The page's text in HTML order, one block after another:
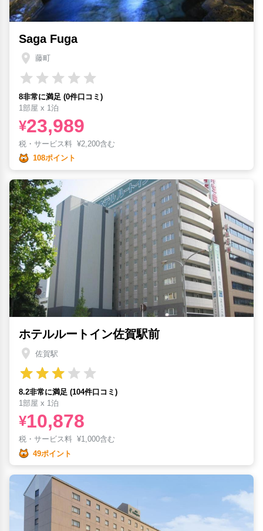
Saga Fuga
藤町
8非常に満足 (0件口コミ)
1部屋 x 1泊
¥23,989
税・サービス料 ¥2,200含む
108ポイント
ホテルルートイン佐賀駅前
佐賀駅
8.2非常に満足 (104件口コミ)
1部屋 x 1泊
¥10,878
税・サービス料 ¥1,000含む
49ポイント